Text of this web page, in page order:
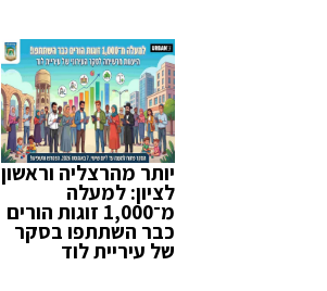
יותר מהרצליה וראשון
לציון: למעלה
מ־1,000 זוגות הורים
כבר השתתפו בסקר
של עיריית לוד